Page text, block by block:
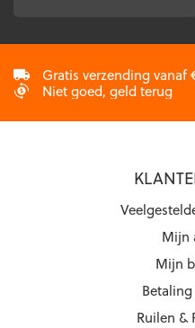
Gratis verzending vanaf
Niet goed, geld terug
Mijn
Mijn
Ruilen &